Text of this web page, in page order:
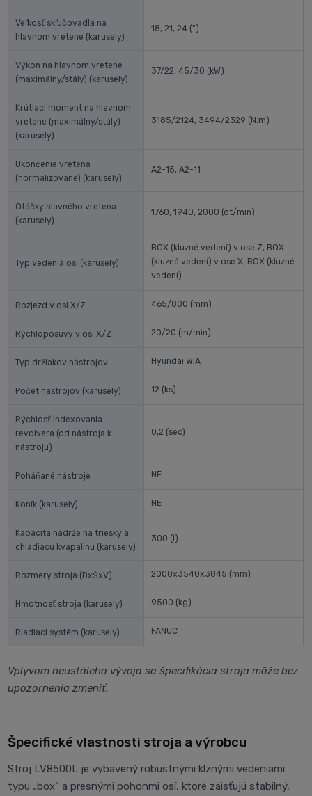
Veľkosť skľučovadla na
hlavnom vretene (karusely)
18, 21, 24 (")
Výkon na hlavnom vretene
(maximálny/stály) (karusely)
37/22, 45/30 (kW)
Krútiaci moment na hlavnom
vretene (maximálny/stály)
(karusely)
3185/2124, 3494/2329 (N.m)
Ukončenie vretena
(normalizované) (karusely)
A2-15, A2-11
Otáčky hlavného vretena
(karusely)
1760, 1940, 2000 (ot/min)
Typ vedenia osí (karusely)
BOX (kluzné vedení) v ose Z, BOX
(kluzné vedení) v ose X, BOX (kluzné
vedení)
Rozjezd v osi X/Z 465/800 (mm)
Rýchloposuvy v osi X/Z 20/20 (m/min)
Typ držiakov nástrojov Hyundai WIA
Počet nástrojov (karusely) 12 (ks)
Rýchlosť indexovania
revolvera (od nástroja k
nástroju)
0,2 (sec)
Poháňané nástroje NE
Koník (karusely) NE
Kapacita nádrže na triesky a
chladiacu kvapalinu (karusely)
300 (l)
Rozmery stroja (DxŠxV) 2000x3540x3845 (mm)
Hmotnosť stroja (karusely) 9500 (kg)
Riadiaci systém (karusely) FANUC
Vplyvom neustáleho vývoja sa špecifikácia stroja môže bez
upozornenia zmeniť.
Špecifické vlastnosti stroja a výrobcu
Stroj LV8500L je vybavený robustnými klznými vedeniami
typu „box“ a presnými pohonmi osí, ktoré zaisťujú stabilný,